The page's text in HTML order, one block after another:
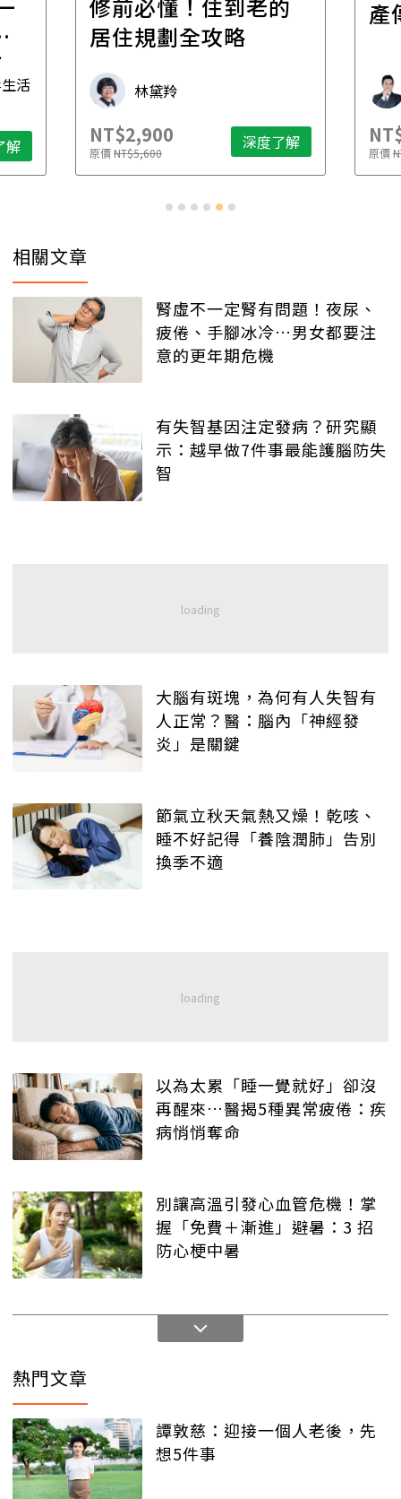
活
解
修前必懂！住到老的
居住規劃全攻略
林黛羚
NT$2,900
原價NT$5,600 深度了解
產
原價
相關文章
腎虛不一定腎有問題！夜尿、
疲倦、手腳冰冷…男女都要注
意的更年期危機
有失智基因注定發病？研究顯
示：越早做7件事最能護腦防失
智
大腦有斑塊，為何有人失智有
人正常？醫：腦內「神經發
炎」是關鍵
節氣立秋天氣熱又燥！乾咳、
睡不好記得「養陰潤肺」告別
換季不適
以為太累「睡一覺就好」卻沒
再醒來…醫揭5種異常疲倦：疾
病悄悄奪命
別讓高溫引發心血管危機！掌
握「免費＋漸進」避暑：3 招
防心梗中暑
熱門文章
譚敦慈：迎接一個人老後，先
想5件事